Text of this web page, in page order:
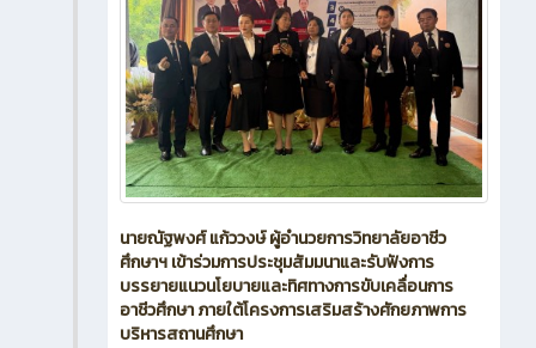
นายณัฐพงศ์ แก้ววงษ์ ผู้อำนวยการวิทยาลัยอาชีว
ศึกษาฯ เข้าร่วมการประชุมสัมมนาและรับฟังการ
บรรยายแนวนโยบายและทิศทางการขับเคลื่อนการ
อาชีวศึกษา ภายใต้โครงการเสริมสร้างศักยภาพการ
บริหารสถานศึกษา